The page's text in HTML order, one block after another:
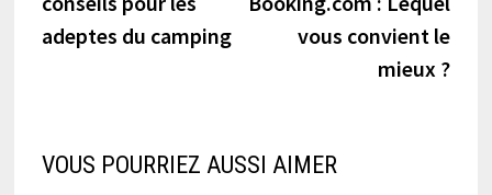
l’article
adeptes du camping
vous convient le
mieux ?
VOUS POURRIEZ AUSSI AIMER